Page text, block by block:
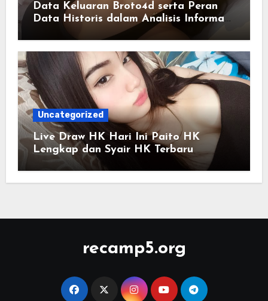
Data Keluaran Broto4d serta Peran
Data Historis dalam Analisis Informasi
Uncategorized
Live Draw HK Hari Ini Paito HK
Lengkap dan Syair HK Terbaru
recamp5.org